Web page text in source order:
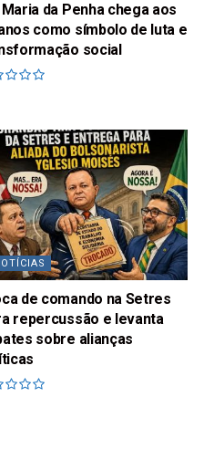
Maria da Penha chega aos
como símbolo de luta e
social
de comando na Setres
repercussão e levanta
sobre alianças